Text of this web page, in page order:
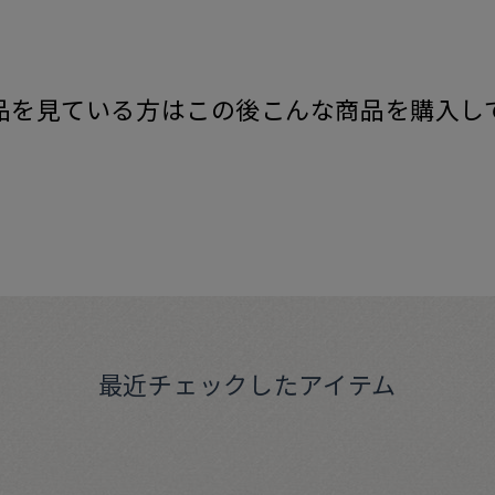
を見ている方はこの後こんな商品を購入し
最近チェックしたアイテム